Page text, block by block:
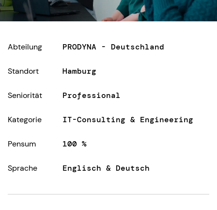
Abteilung PRODYNA - Deutschland
Standort Hamburg
Seniorität Professional
Kategorie IT-Consulting & Engineering
Pensum 100 %
Sprache Englisch & Deutsch